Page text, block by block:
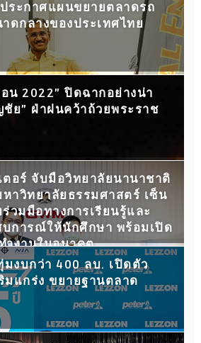
ระกาศแผนขยายตลาดรถ
ดกลางของประเทศไทย
น 2022” ปิดฉากอย่างน่า
ย” ฝ่าฝนคว้าถ้วยพระราช
ตอร์ จับมือวิทยาลัยนานาชาติ
าวิทยาลัยธรรมศาสตร์ เซ็น
วมมือทางการเรียนรู้และ
บการณ์ให้นักศึกษา พร้อมเปิด
ำงานในอนาคต
งบกว่า 400 ลบ. เปิดตัว
มแกร่ง ขยายฐานตลาด